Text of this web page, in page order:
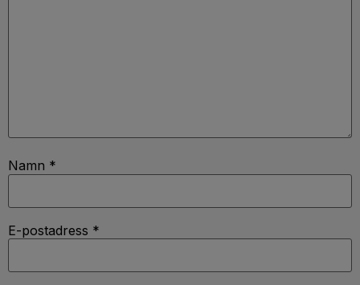
Namn *
E-postadress *